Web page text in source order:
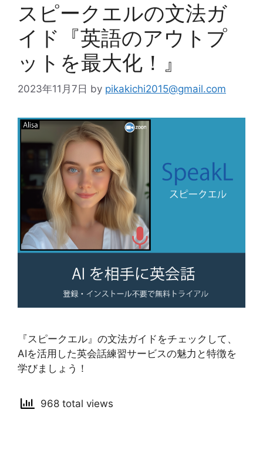
スピークエルの文法ガ
イド『英語のアウトプ
ットを最大化！』
2023年11月7日 by pikakichi2015@gmail.com
『スピークエル』の文法ガイドをチェックして、
AIを活用した英会話練習サービスの魅力と特徴を
学びましょう！
968 total views